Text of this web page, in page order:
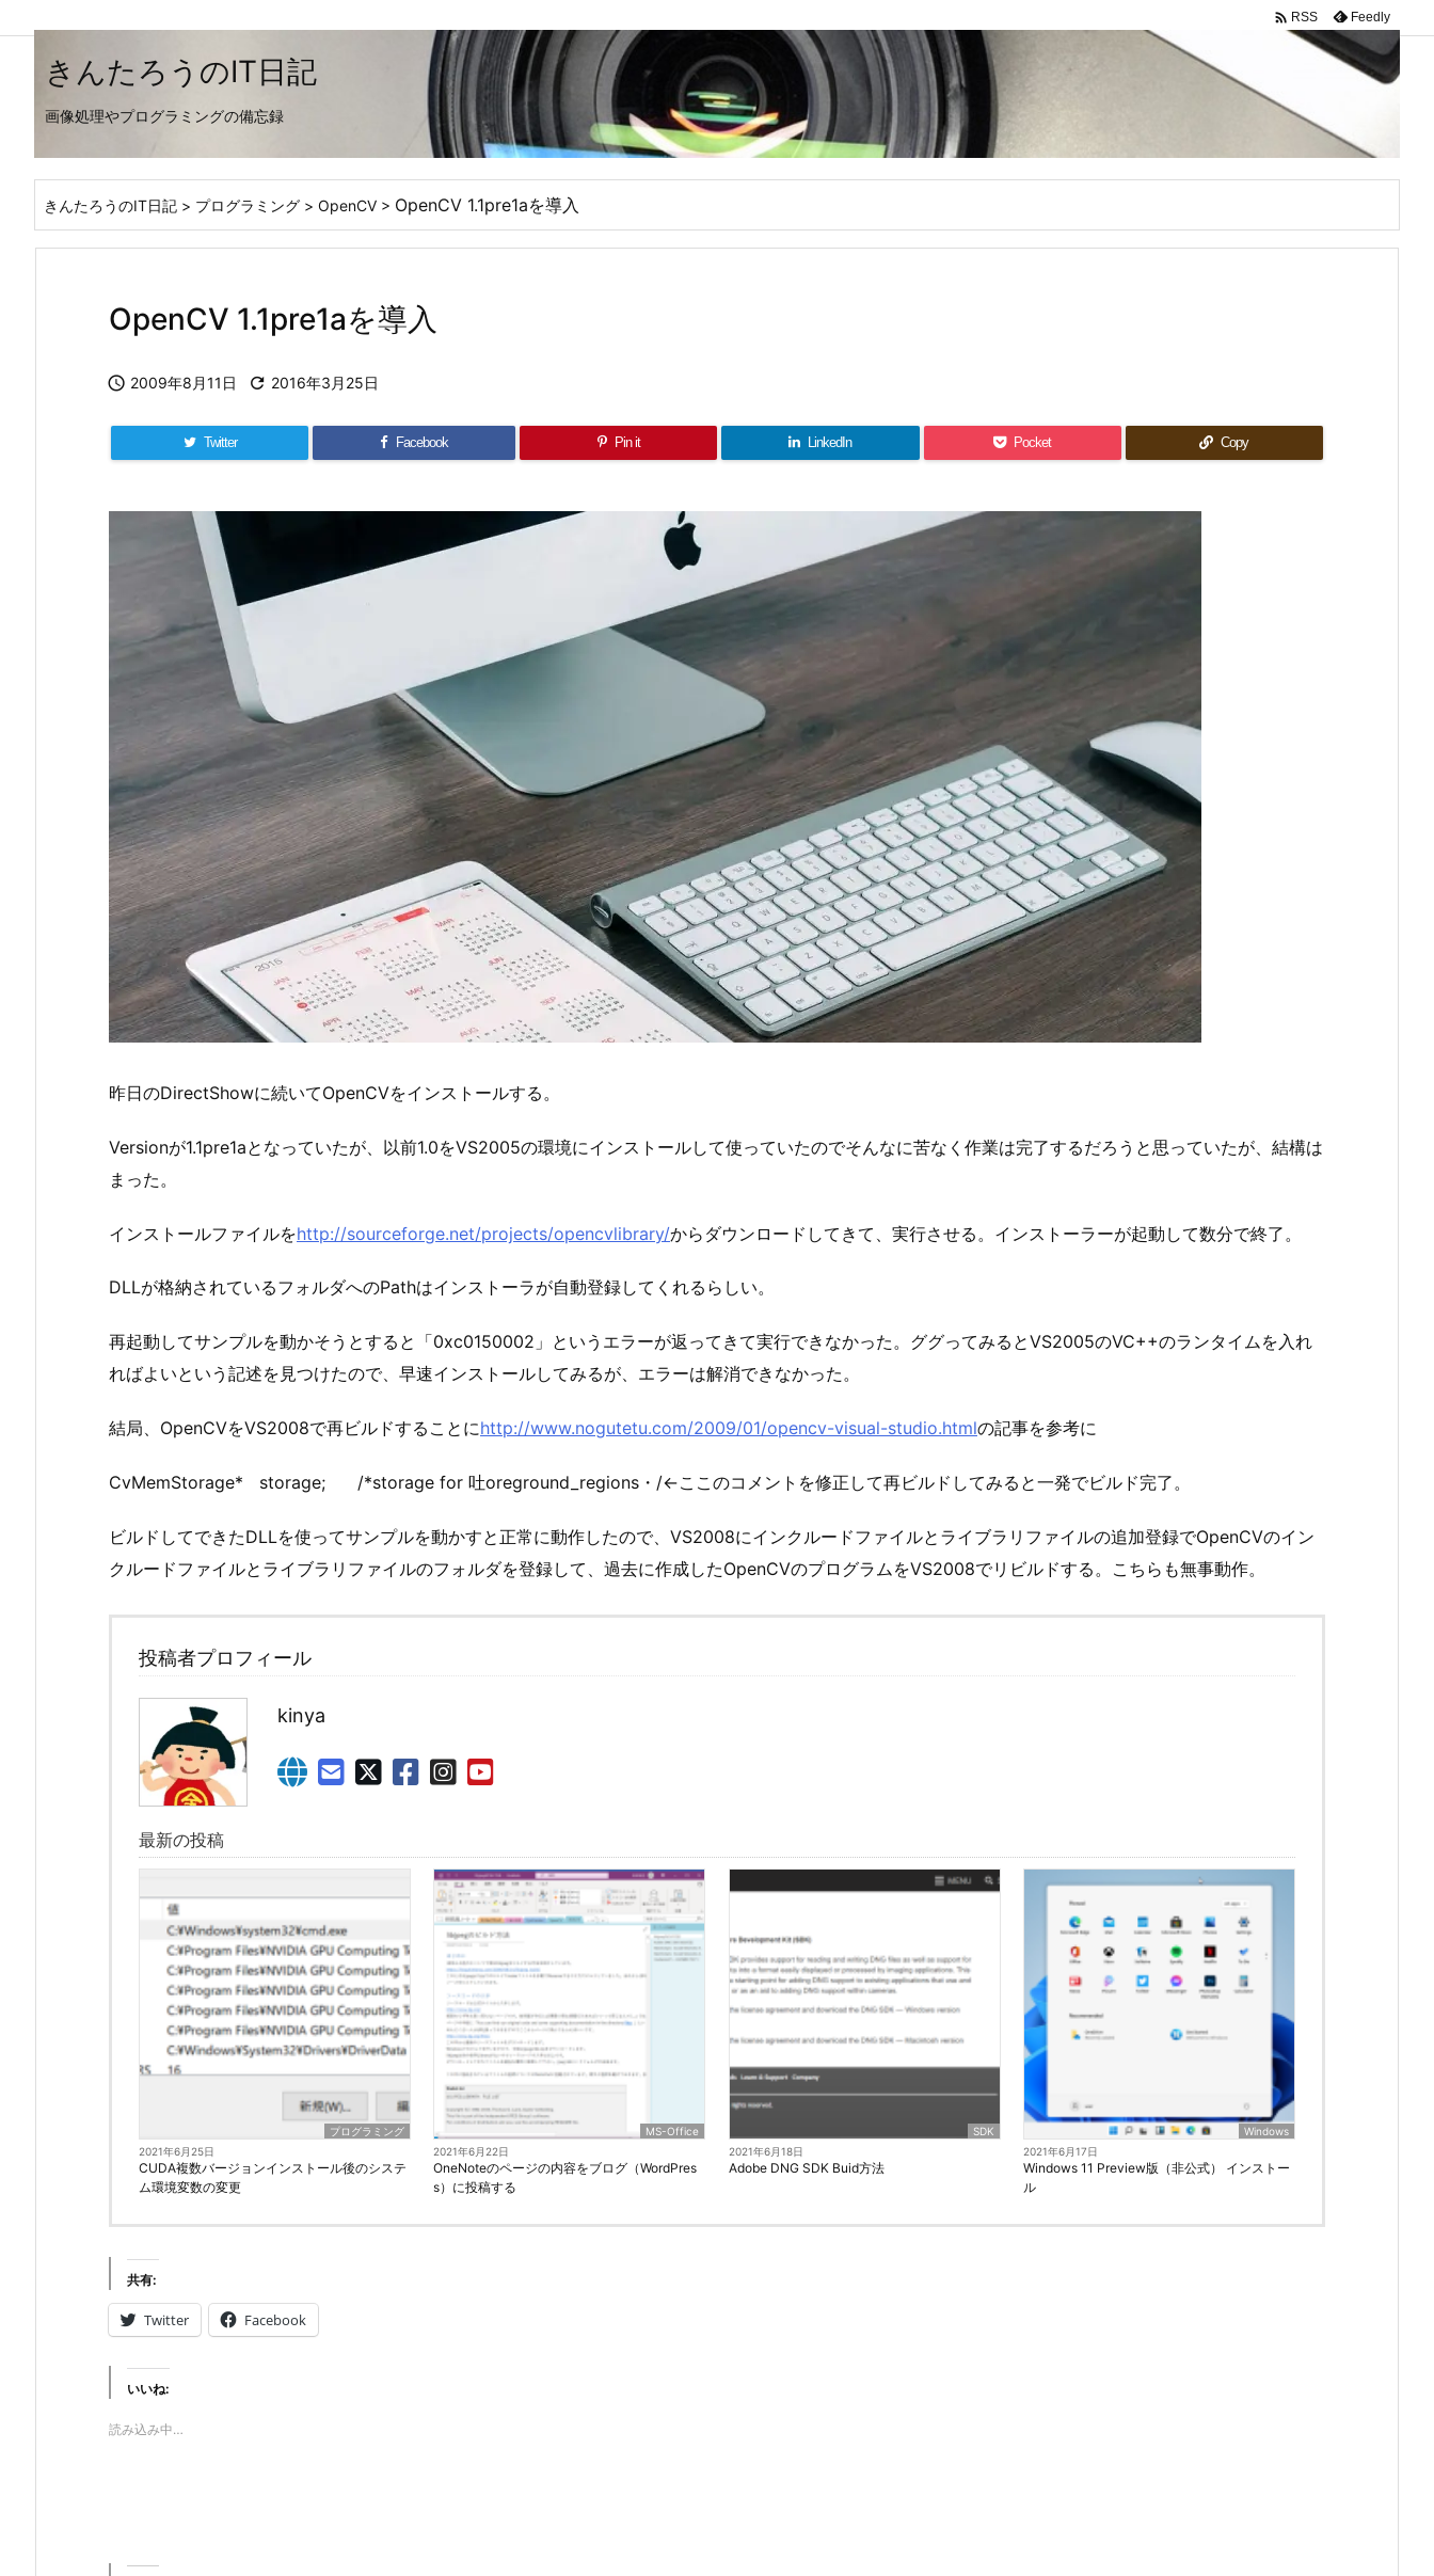
 RSS Feedly
きんたろうのIT日記
画像処理やプログラミングの備忘録
きんたろうのIT日記 > プログラミング > OpenCV > OpenCV 1.1pre1aを導入
OpenCV 1.1pre1aを導入
 2009年8月11日  2016年3月25日
Twitter Facebook Pin it LinkedIn Pocket Copy
昨日のDirectShowに続いてOpenCVをインストールする。
Versionが1.1pre1aとなっていたが、以前1.0をVS2005の環境にインストールして使っていたのでそんなに苦なく作業は完了するだろうと思っていたが、結構は
まった。
インストールファイルをhttp://sourceforge.net/projects/opencvlibrary/からダウンロードしてきて、実行させる。インストーラーが起動して数分で終了。
DLLが格納されているフォルダへのPathはインストーラが自動登録してくれるらしい。
再起動してサンプルを動かそうとすると「0xc0150002」というエラーが返ってきて実行できなかった。ググってみるとVS2005のVC++のランタイムを入れ
ればよいという記述を見つけたので、早速インストールしてみるが、エラーは解消できなかった。
結局、OpenCVをVS2008で再ビルドすることにhttp://www.nogutetu.com/2009/01/opencv-visual-studio.htmlの記事を参考に
CvMemStorage* storage; /*storage for 吐oreground_regions・/←ここのコメントを修正して再ビルドしてみると一発でビルド完了。
ビルドしてできたDLLを使ってサンプルを動かすと正常に動作したので、VS2008にインクルードファイルとライブラリファイルの追加登録でOpenCVのイン
クルードファイルとライブラリファイルのフォルダを登録して、過去に作成したOpenCVのプログラムをVS2008でリビルドする。こちらも無事動作。
投稿者プロフィール
kinya
最新の投稿
プログラミング
2021年6月25日
CUDA複数バージョンインストール後のシステ
ム環境変数の変更
MS-Office
2021年6月22日
OneNoteのページの内容をブログ（WordPres
s）に投稿する
SDK
2021年6月18日
Adobe DNG SDK Buid方法
Windows
2021年6月17日
Windows 11 Preview版（非公式） インストー
ル
共有:
Twitter Facebook
いいね:
読み込み中…